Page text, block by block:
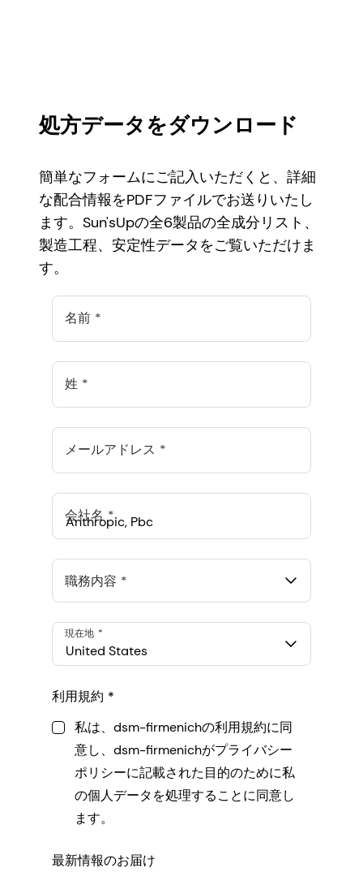
処方データをダウンロード
簡単なフォームにご記入いただくと、詳細
な配合情報をPDFファイルでお送りいたし
ます。Sun'sUpの全6製品の全成分リスト、
製造工程、安定性データをご覧いただけま
す。
名前
姓
メールアドレス
会社名
548 Market St Pmb 90375, San Francisco, California, US
職務内容
United States
現在地
利用規約
私は、dsm-firmenichの利用規約に同
意し、dsm-firmenichがプライバシー
ポリシーに記載された目的のために私
の個人データを処理することに同意し
ます。
最新情報のお届け